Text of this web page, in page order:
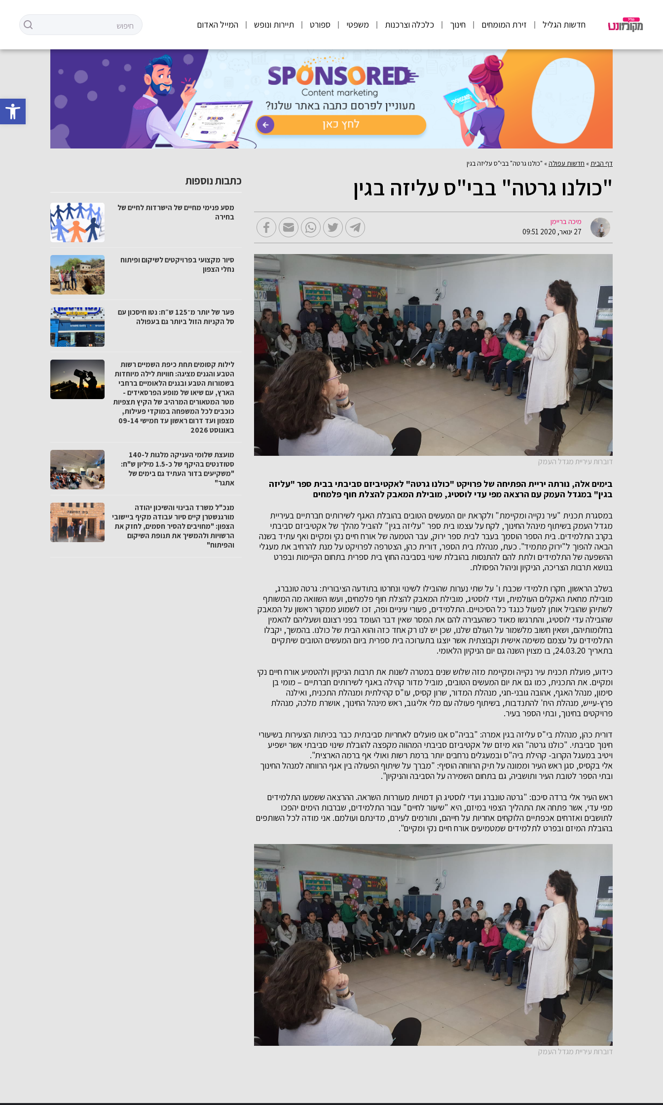
פתח
חדשות הגליל זירת המומחים חינוך כלכלה וצרכנות משפטי ספורט תיירות ונופש המייל האדום
דף הבית » חדשות עפולה» "כולנו גרטה" בבי"ס עליזה בגין
"כולנו גרטה" בבי"ס עליזה בגין
מיכה בריימן
27 ינואר, 2020 09:51
דוברות עיריית מגדל העמק
בימים אלה, נורתה יריית הפתיחה של פרויקט "כולנו גרטה" לאקטיביזם סביבתי בבית ספר "עליזה
בגין" במגדל העמק עם הרצאה מפי עדי לוסטיג, מובילת המאבק להצלת חוף פלמחים
במסגרת תכנית "עיר נקייה ומקיימת" ולקראת יום המעשים הטובים בהובלת האגף לשירותים חברתיים בעיריית
מגדל העמק בשיתוף מינהל החינוך, לקח על עצמו בית ספר "עליזה בגין" להוביל מהלך של אקטיביזם סביבתי
בקרב התלמידים. בית הספר הוסמך בעבר לבית ספר ירוק, עבר הטמעה של אורח חיים נקי ומקיים ואף עתיד בשנה
הבאה להפוך ל"ירוק מתמיד". כעת, מנהלת בית הספר, דורית כהן, הצטרפה לפרויקט על מנת להרחיב את מעגלי
ההשפעה של התלמידים ולתת להם להתנסות בהובלת שינוי בסביבה החוץ בית ספרית בתחום הקיימות ובפרט
בנושא תרבות הצריכה, הניקיון וניהול הפסולת.
בשלב הראשון, חקרו תלמידי שכבת ו' על שתי נערות שהובילו לשינוי ונחרטו בתודעה הציבורית: גרטה טונברג,
מובילת מחאת האקלים העולמית, ועדי לוסטיג, מובילת המאבק להצלת חוף פלמחים, ועשו השוואה מה המשותף
לשתיהן שהוביל אותן לפעול כנגד כל הסיכויים. התלמידים, פעורי עיניים ופה, זכו לשמוע ממקור ראשון על המאבק
שהובילה עדי לוסטיג, והתרגשו מאוד כשהעבירה להם את המסר שאין דבר העומד בפני רצונם ושעליהם להאמין
בחלומותיהם, ושאין חשוב מלשמור על העולם שלנו, שכן יש לנו רק אחד כזה והוא הבית של כולנו. בהמשך, יקבלו
התלמידים על עצמם משימה אישית וקבוצתית אשר יוצגו בתערוכה בית ספרית ביום המעשים הטובים שיתקיים
בתאריך 24.03.20, בו מצוין השנה גם יום הניקיון הלאומי.
כידוע, פועלת תכנית עיר נקייה ומקיימת מזה שלוש שנים במטרה לשנות את תרבות הניקיון ולהטמיע אורח חיים נקי
ומקיים. את התכנית, כמו גם את יום המעשים הטובים, מוביל מדור קהילה באגף לשירותים חברתיים – מומי בן
סימון, מנהל האגף, אהובה גובני-חגי, מנהלת המדור, שרון קסיס, עו"ס קהילתית ומנהלת התכנית, ואילנה
פרץ-עייש, מנהלת היח' להתנדבות, בשיתוף פעולה עם מלי אליגוב, ראש מינהל החינוך, אושרת מלכה, מנהלת
פרויקטים בחינוך, ובתי הספר בעיר.
דורית כהן, מנהלת בי"ס עליזה בגין אמרה: "בביה"ס אנו פועלים לאחריות סביבתית כבר בכיתות הצעירות בשיעורי
חינוך סביבתי. "כולנו גרטה" הוא מיזם של אקטיביזם סביבתי המהווה מקפצה להובלת שינוי סביבתי אשר ישפיע
ויטיב במעגל הקרוב- קהילת ביה"ס ובמעגלים נרחבים יותר ברמת רשות ואולי אף ברמה הארצית".
אלי בקסיס, סגן ראש העיר וממונה על תיק הרווחה הוסיף: "מברך על שיתוף הפעולה בין אגף הרווחה למנהל החינוך
ובתי הספר לטובת העיר ותושביה, גם בתחום השמירה על הסביבה והניקיון".
ראש העיר אלי ברדה סיכם: "גרטה טונברג ועדי לוסטיג הן דמויות מעוררות השראה. ההרצאה ששמעו התלמידים
מפי עדי, אשר פתחה את התהליך הצפוי במיזם, היא "שיעור לחיים" עבור התלמידים, שברבות הימים יהפכו
לתושבים ואזרחים אכפתיים הלוקחים אחריות על חייהם, ותורמים לעירם, מדינתם ועולמם. אני מודה לכל השותפים
בהובלת המיזם ובפרט לתלמידים שמטמיעים אורח חיים נקי ומקיים".
דוברות עיריית מגדל העמק
כתבות נוספות
מסע פנימי מחיים של הישרדות לחיים של
בחירה
סיור מקצועי בפרויקטים לשיקום ופיתוח
נחלי הצפון
פער של יותר מ־125 ש״ח: נטו חיסכון עם
סל הקניות הזול ביותר גם בעפולה
לילות קסומים תחת כיפת השמיים רשות
הטבע והגנים מציגה: חוויות לילה מיוחדות
בשמורות הטבע ובגנים הלאומיים ברחבי
הארץ, עם שיאו של מופע הפרסאידים -
מטר המטאורים המרהיב של הקיץ תצפיות
כוכבים לכל המשפחה במוקדי פעילות,
מצפון ועד דרום ראשון עד חמישי 09-14
באוגוסט 2026
מועצת שלומי העניקה מלגות ל-140
סטודנטים בהיקף של כ-1.5 מיליון ש"ח:
"משקיעים בדור העתיד גם בימים של
אתגר"
מנכ"ל משרד הבינוי והשיכון יהודה
מורגנשטרן קיים סיור עבודה מקיף ביישובי
הצפון: "מחויבים להסיר חסמים, לחזק את
הרשויות ולהמשיך את תנופת השיקום
והפיתוח"